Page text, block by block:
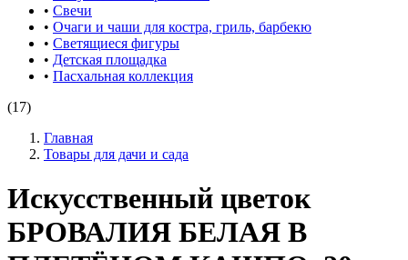
• Свечи
• Очаги и чаши для костра, гриль, барбекю
• Светящиеся фигуры
• Детская площадка
• Пасхальная коллекция
(17)
Главная
Товары для дачи и сада
Искусственный цветок
БРОВАЛИЯ БЕЛАЯ В